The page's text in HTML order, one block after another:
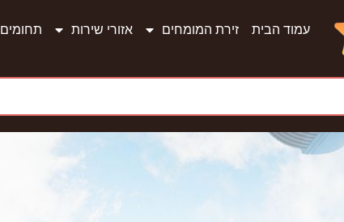
עמוד הבית זירת המומחים אזורי שירות תחומים